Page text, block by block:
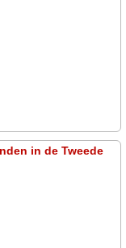
in de Tweede